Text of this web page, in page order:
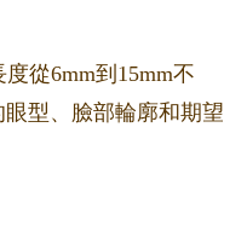
從6mm到15mm不
型、臉部輪廓和期望